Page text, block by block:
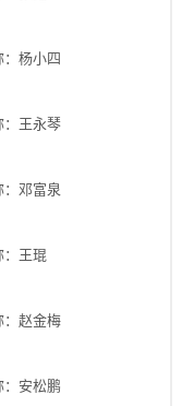
杨小四
王永琴
邓富泉
：王琨
赵金梅
安松鹏